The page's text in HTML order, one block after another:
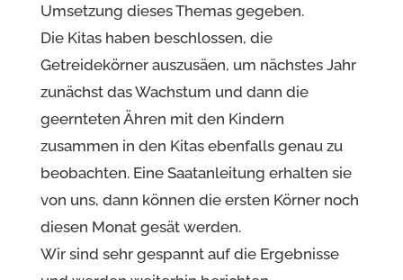
Umsetzung dieses Themas gegeben.
Die Kitas haben beschlossen, die
Getreidekörner auszusäen, um nächstes Jahr
zunächst das Wachstum und dann die
geernteten Ähren mit den Kindern
zusammen in den Kitas ebenfalls genau zu
beobachten. Eine Saatanleitung erhalten sie
von uns, dann können die ersten Körner noch
diesen Monat gesät werden.
Wir sind sehr gespannt auf die Ergebnisse